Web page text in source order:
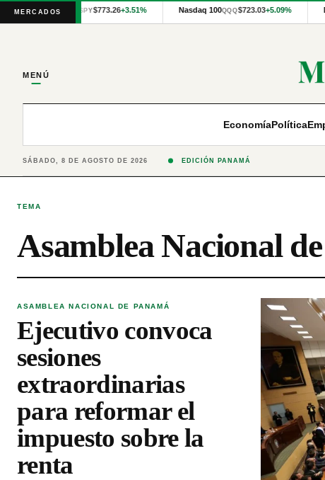
MERCADOS
S&P 500 SPY$773.26+3.51% Nasdaq 100QQQ$723.03+5.09%
Cotizaciones
Modeling
Latinex
MENÚ
EconomíaPolítica
SÁBADO, 8 DE AGOSTO DE 2026 EDICIÓN PANAMÁ
TEMA
Asamblea Nacional
ASAMBLEA NACIONAL DE PANAMÁ
Ejecutivo convoca
sesiones
extraordinarias
para reformar el
impuesto sobre la
renta